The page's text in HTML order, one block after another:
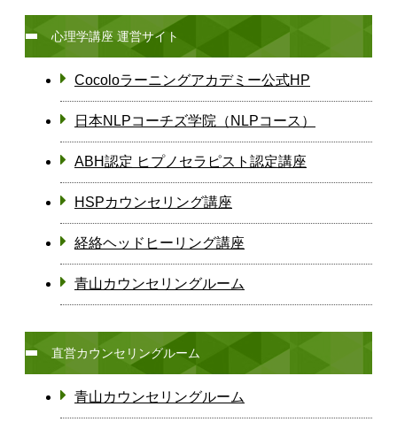
心理学講座 運営サイト
Cocoloラーニングアカデミー公式HP
日本NLPコーチズ学院（NLPコース）
ABH認定 ヒプノセラピスト認定講座
HSPカウンセリング講座
経絡ヘッドヒーリング講座
青山カウンセリングルーム
直営カウンセリングルーム
青山カウンセリングルーム